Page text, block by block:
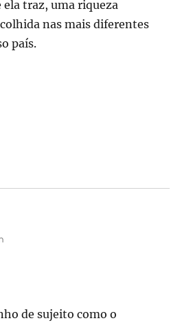
ela traz, uma riqueza
nas mais diferentes
país.
de sujeito como o